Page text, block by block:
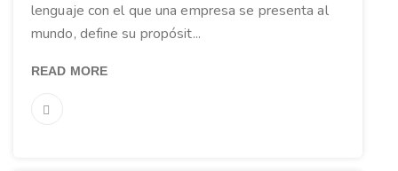
lenguaje con el que una empresa se presenta al
mundo, define su propósit...
READ MORE